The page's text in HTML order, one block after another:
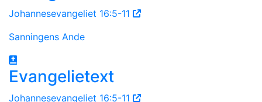
Johannesevangeliet 16:5-11
Sanningens Ande
Evangelietext
Johannesevangeliet 16:5-11